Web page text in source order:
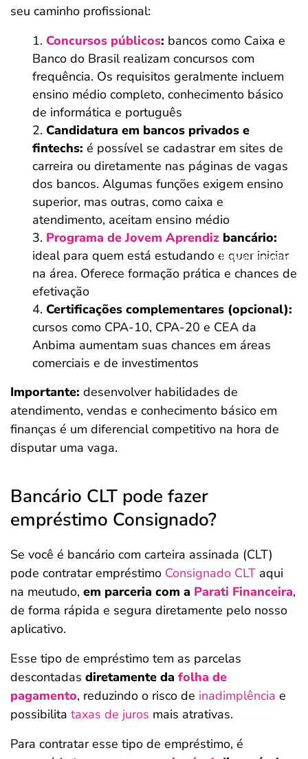
seu caminho profissional:
Concursos públicos: bancos como Caixa e
Banco do Brasil realizam concursos com
frequência. Os requisitos geralmente incluem
ensino médio completo, conhecimento básico
de informática e português
Candidatura em bancos privados e
fintechs: é possível se cadastrar em sites de
carreira ou diretamente nas páginas de vagas
dos bancos. Algumas funções exigem ensino
superior, mas outras, como caixa e
atendimento, aceitam ensino médio
Programa de Jovem Aprendiz bancário:
ideal para quem está estudando e quer iniciar
na área. Oferece formação prática e chances de
efetivação
Certificações complementares (opcional):
cursos como CPA-10, CPA-20 e CEA da
Anbima aumentam suas chances em áreas
comerciais e de investimentos
Importante: desenvolver habilidades de
atendimento, vendas e conhecimento básico em
finanças é um diferencial competitivo na hora de
disputar uma vaga.
Bancário CLT pode fazer
empréstimo Consignado?
Se você é bancário com carteira assinada (CLT)
pode contratar empréstimo Consignado CLT aqui
na meutudo, em parceria com a Parati Financeira,
de forma rápida e segura diretamente pelo nosso
aplicativo.
Esse tipo de empréstimo tem as parcelas
descontadas diretamente da folha de
pagamento, reduzindo o risco de inadimplência e
possibilita taxas de juros mais atrativas.
Para contratar esse tipo de empréstimo, é
Salvar Ferramenta